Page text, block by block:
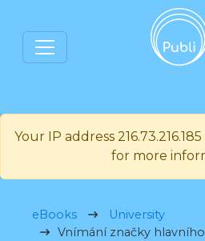
Your IP address
for more
eBooks
University
Vnímání značky